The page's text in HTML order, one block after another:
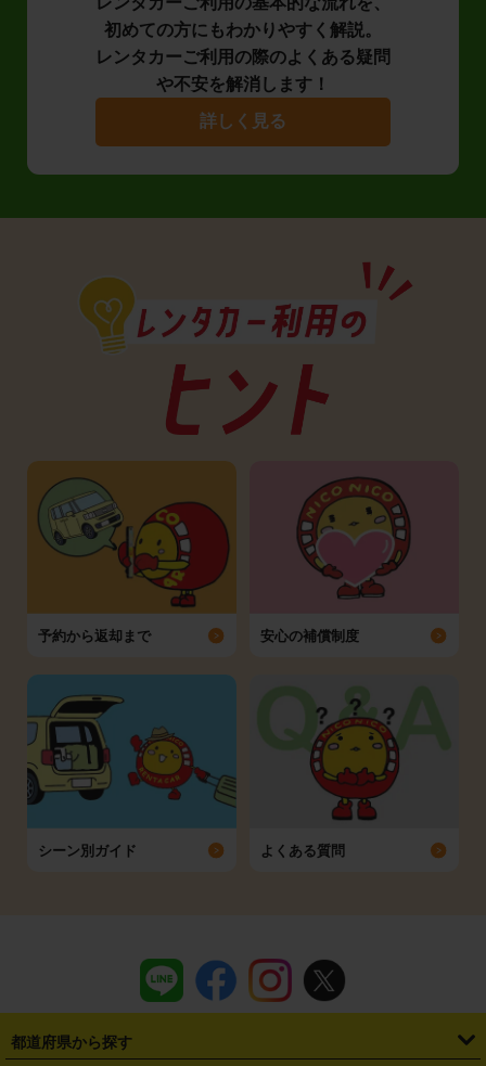
初めての方にもわかりやすく解説。
レンタカーご利用の際のよくある疑問
や不安を解消します！
詳しく見る
予約から返却まで 安心の補償制度
シーン別ガイド よくある質問
都道府県から探す